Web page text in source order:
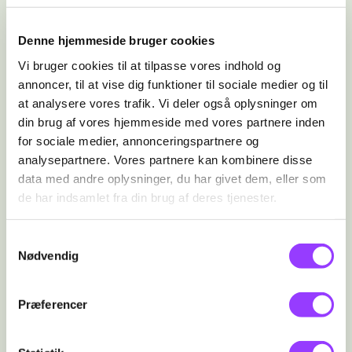
Denne hjemmeside bruger cookies
Vi bruger cookies til at tilpasse vores indhold og
annoncer, til at vise dig funktioner til sociale medier og til
at analysere vores trafik. Vi deler også oplysninger om
din brug af vores hjemmeside med vores partnere inden
for sociale medier, annonceringspartnere og
analysepartnere. Vores partnere kan kombinere disse
data med andre oplysninger, du har givet dem, eller som
de har indsamlet fra din brug af deres tjenester.
Nødvendig
Præferencer
valgfag. Du kan enten vælge at hæve
niveauet på et eksisterende fag eller
MULIGHED FOR
EFTERUDDANNEL
SE
Kommunikation/it og programmering er